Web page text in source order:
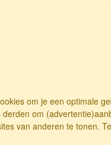
om je een optimale
om
van anderen te tonen.